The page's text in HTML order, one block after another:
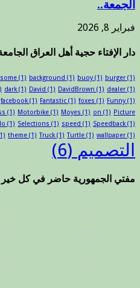
الجمعة..
فبراير 8, 2026
دار الإفتاء حجية أهل العراق
(1) background (1) buoy (1) burger (1)
dark(1) David (1) DavidBrown (1) dealer (1)
facebook(1) Fantastic (1) foxes (1) Funny (1)
(1) Motorbike (1) Moyes (1) on (1) Picture
(1) Selections (1) speed (1) Speedback(1)
theme (1) Truck(1) Turtle (1) wallpaper (1)
التصميم (6)
مفتي الجمهورية حاضر في كل خير